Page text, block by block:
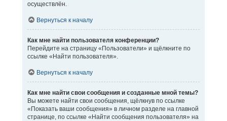
осуществлён.
Вернуться к началу
Как мне найти пользователя конференции?
Перейдите на страницу «Пользователи» и щёлкните по
ссылке «Найти пользователя».
Вернуться к началу
Как мне найти свои сообщения и созданные мной темы?
Вы можете найти свои сообщения, щёлкнув по ссылке
«Показать ваши сообщения» в личном разделе на главной
странице, по ссылке «Найти сообщения пользователя» на